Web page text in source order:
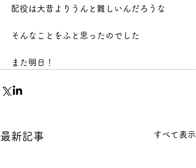
配役は大昔よりうんと難しいんだろうな
そんなことをふと思ったのでした
また明日！
最新記事 すべて表示